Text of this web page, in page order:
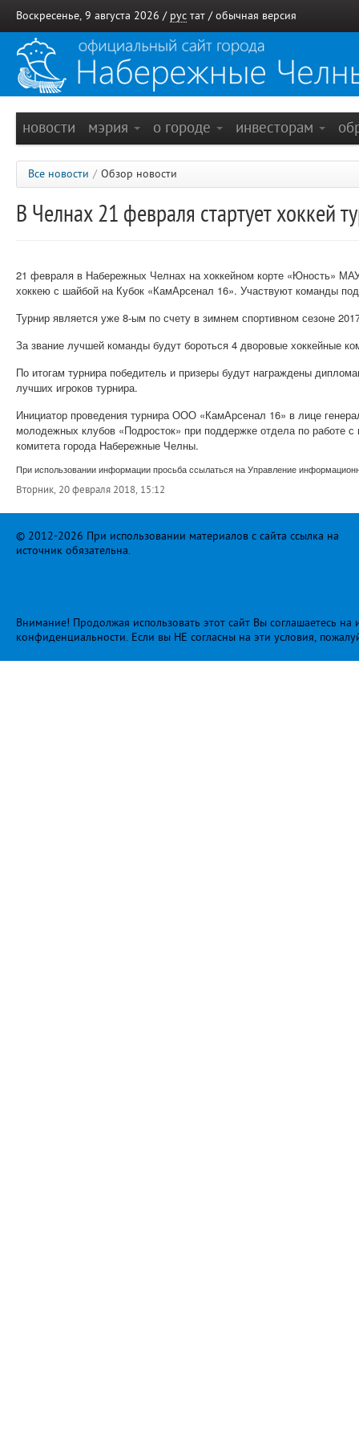
Воскресенье, 9 августа 2026 / рус тат / обычная версия
новости мэрия о городе инвесторам
Все новости / Обзор новости
В Челнах 21 февраля стартует хоккей
21 февраля в Набережных Челнах на хоккейном корте «Юность»
хоккею с шайбой на Кубок «КамАрсенал 16». Участвуют команды
Турнир является уже 8-ым по счету в зимнем спортивном сезоне
За звание лучшей команды будут бороться 4 дворовые хоккейные
По итогам турнира победитель и призеры будут награждены
лучших игроков турнира.
Инициатор проведения турнира ООО «КамАрсенал 16» в лице
молодежных клубов «Подросток» при поддержке отдела по работе
комитета города Набережные Челны.
При использовании информации просьба ссылаться на Управление
Вторник, 20 февраля 2018, 15:12
© 2012-2026 При использовании материалов с сайта ссылка на
источник обязательна.
Внимание! Продолжая использовать этот сайт Вы соглашаетесь
конфиденциальности. Если вы НЕ согласны на эти условия,